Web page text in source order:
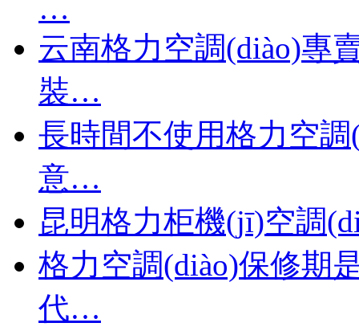
…
云南格力空調(diào)專
裝…
長時間不使用格力空
意…
昆明格力柜機(jī)空調
格力空調(diào)保修期
代…